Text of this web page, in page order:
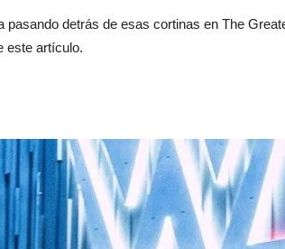
detrás de esas cortinas en The
este artículo.